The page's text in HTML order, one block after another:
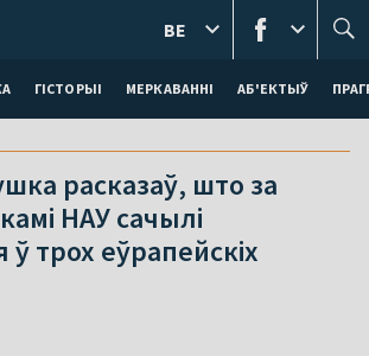
ГІСТОРЫІ МЕРКАВАННI АБ'ЕКТЫЎ
BE
расказаў, што за
НАУ сачылі
трох еўрапейскіх